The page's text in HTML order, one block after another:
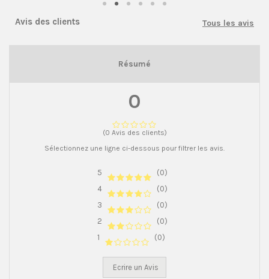
Avis des clients Tous les avis
Résumé
0
(0 Avis des clients)
Sélectionnez une ligne ci-dessous pour filtrer les avis.
5
(0)
4
(0)
3
(0)
2
(0)
1
(0)
Ecrire un Avis